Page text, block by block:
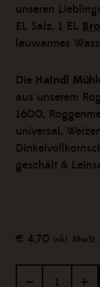
unseren
EL Salz, 1 EL
lauwarmes
Die Haindl
aus unserem
1600,
universal,
geschält &
€ 4,70 inkl. MwSt.